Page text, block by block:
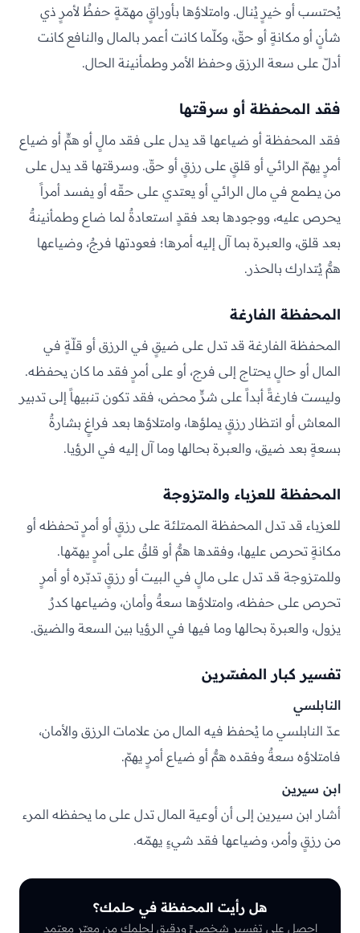
يُحتسب أو خيرٍ يُنال. وامتلاؤها بأوراقٍ مهمّةٍ حفظٌ لأمرٍ ذي
شأنٍ أو مكانةٍ أو حقّ، وكلّما كانت أعمر بالمال والنافع كانت
أدلّ على سعة الرزق وحفظ الأمر وطمأنينة الحال.
فقد المحفظة أو سرقتها
فقد المحفظة أو ضياعها قد يدل على فقد مالٍ أو همٍّ أو ضياع
أمرٍ يهمّ الرائي أو قلقٍ على رزقٍ أو حقّ. وسرقتها قد يدل على
من يطمع في مال الرائي أو يعتدي على حقّه أو يفسد أمراً
يحرص عليه، ووجودها بعد فقدٍ استعادةٌ لما ضاع وطمأنينةٌ
بعد قلق، والعبرة بما آل إليه أمرها؛ فعودتها فرجٌ، وضياعها
همٌّ يُتدارك بالحذر.
المحفظة الفارغة
المحفظة الفارغة قد تدل على ضيقٍ في الرزق أو قلّةٍ في
المال أو حالٍ يحتاج إلى فرج، أو على أمرٍ فقد ما كان يحفظه.
وليست فارغةً أبداً على شرٍّ محض، فقد تكون تنبيهاً إلى تدبير
المعاش أو انتظار رزقٍ يملؤها، وامتلاؤها بعد فراغٍ بشارةٌ
بسعةٍ بعد ضيق، والعبرة بحالها وما آل إليه في الرؤيا.
المحفظة للعزباء والمتزوجة
للعزباء قد تدل المحفظة الممتلئة على رزقٍ أو أمرٍ تحفظه أو
مكانةٍ تحرص عليها، وفقدها همٌّ أو قلقٌ على أمرٍ يهمّها.
وللمتزوجة قد تدل على مالٍ في البيت أو رزقٍ تدبّره أو أمرٍ
تحرص على حفظه، وامتلاؤها سعةٌ وأمان، وضياعها كدرٌ
يزول، والعبرة بحالها وما فيها في الرؤيا بين السعة والضيق.
تفسير كبار المفسّرين
النابلسي
عدّ النابلسي ما يُحفظ فيه المال من علامات الرزق والأمان،
فامتلاؤه سعةٌ وفقده همٌّ أو ضياع أمرٍ يهمّ.
ابن سيرين
أشار ابن سيرين إلى أن أوعية المال تدل على ما يحفظه المرء
من رزقٍ وأمر، وضياعها فقد شيءٍ يهمّه.
هل رأيت المحفظة في حلمك؟
احصل على تفسيرٍ شخصيٍّ ودقيق لحلمك من معبّرٍ معتمد